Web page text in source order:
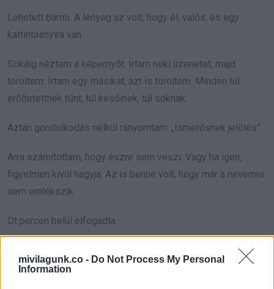
mivilagunk.co - Do Not Process My Personal
Information
Lehetett bármi. A lényeg az volt, hogy él, valós, és egy
kattintásnyira van.
Sokáig néztem a képernyőt. Írtam neki üzenetet, majd
töröltem. Írtam egy másikat, azt is töröltem. Minden túl
erőltetettnek tűnt, túl későinek, túl soknak.
Aztán gondolkodás nélkül rányomtam: „Ismerősnek jelölés”.
Arra számítottam, hogy észre sem veszi. Vagy ha igen,
figyelmen kívül hagyja. Az is benne volt, hogy már a nevemre
sem emlékszik.
Öt percen belül elfogadta.